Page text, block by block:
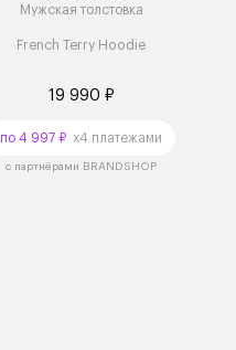
Мужская толстовка
French Terry Hoodie
19 990 ₽
по 4 997 ₽ x4 платежами
с партнёрами BRANDSHOP